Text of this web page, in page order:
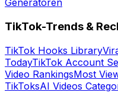
Generatoren
TikTok-Trends &
TikTok Hooks Library
TodayTikTok Account
Video RankingsMost
TikToksAI Videos